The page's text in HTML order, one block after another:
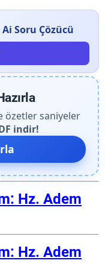
Soru Çözücü
özetler saniyeler
indir!
Hz. Adem
Hz. Adem